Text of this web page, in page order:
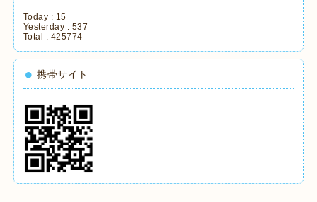
Today : 15
Yesterday : 537
Total : 425774
携帯サイト